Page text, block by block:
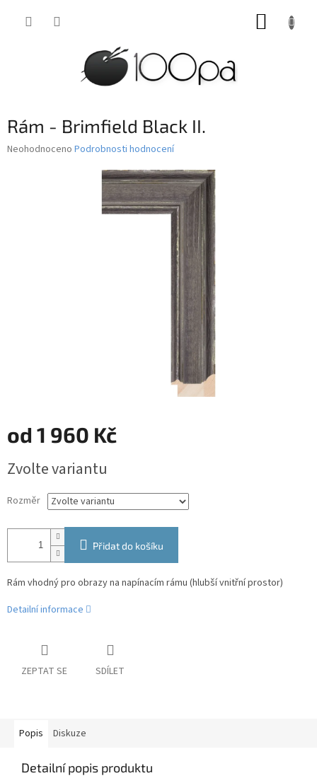
Rám - Brimfield Black II.
Průměrné
Neohodnoceno Podrobnosti hodnocení
od 1 960 Kč
cena:
Zvolte variantu
Rozměr
Přidat do košíku
Rám vhodný pro obrazy na napínacím rámu (hlubší vnitřní prostor)
Detailní informace
ZEPTAT SE SDÍLET
Popis Diskuze
Detailní popis produktu